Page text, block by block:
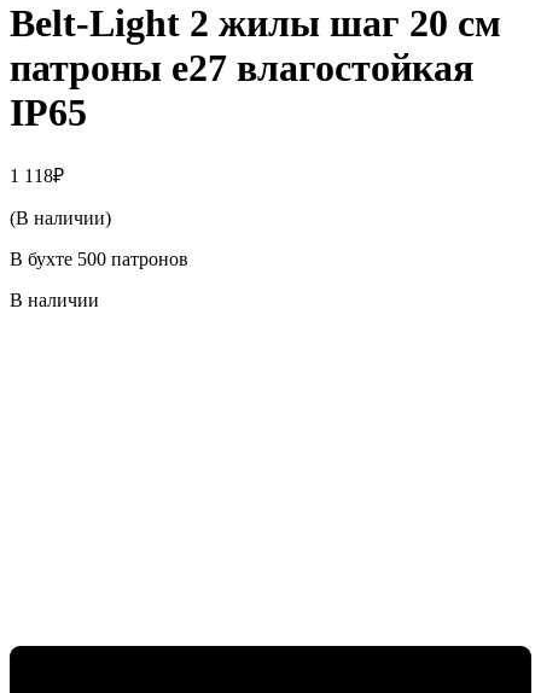
Belt-Light 2 жилы шаг 20 см
патроны e27 влагостойкая
IP65
1 118₽
(В наличии)
В бухте 500 патронов
В наличии